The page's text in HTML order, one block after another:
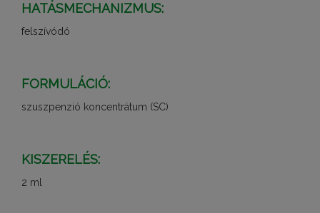
HATÁSMECHANIZMUS:
felszívódó
FORMULÁCIÓ:
szuszpenzió koncentrátum (SC)
KISZERELÉS:
2 ml